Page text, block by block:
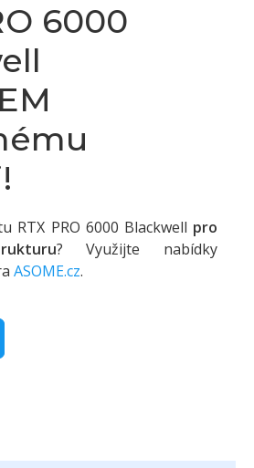
6000
RTX PRO 6000 Blackwell pro
? Využijte nabídky
ASOME.cz.